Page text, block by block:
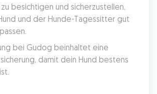
besichtigen und sicherzustellen,
und der Hunde-Tagessitter gut
bei Gudog beinhaltet eine
damit dein Hund bestens